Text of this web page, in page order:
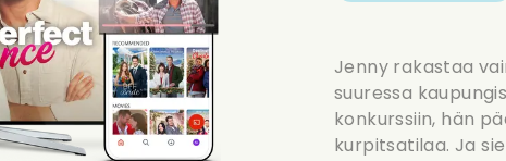
Jenny rakastaa
suuressa
konkurssiin, hän
kurpitsatilaa. Ja